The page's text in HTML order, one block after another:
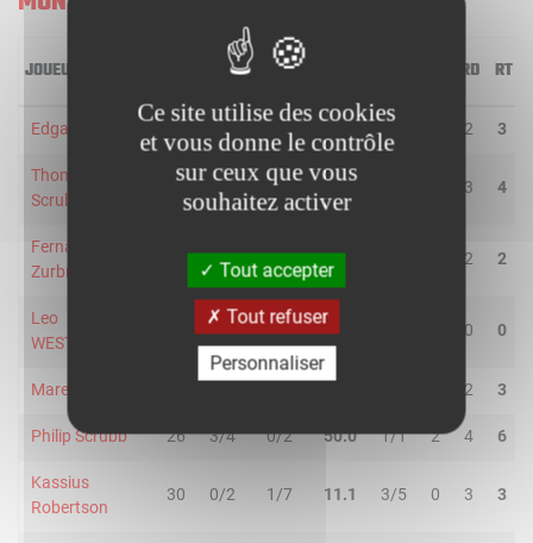
JOUEUR 2R/2T 3R/3T RD RT
Edgar Vicedo 1/2 2/4 0/0 2 3
Thomas
Scrubb
26 5/9 0/1 50.0 3 4
Fernando
Zurbriggen
2/2 1/3 60.0 2 2
Leo
WESTERMANN
2/3 1/4 42.9 0 0
Marek Blazevic 2 3
Philip Scrubb 26 3/4 0/2 50.0 1/1 2 4 6
Kassius
Robertson
30 0/2 1/7 11.1 3/5 0 3 3
Ce site utilise des cookies
et vous donne le contrôle
sur ceux que vous
souhaitez activer
Tout accepter
Tout refuser
Personnaliser